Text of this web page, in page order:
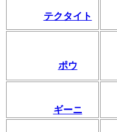
テクタイト
ポウ
ギーニ